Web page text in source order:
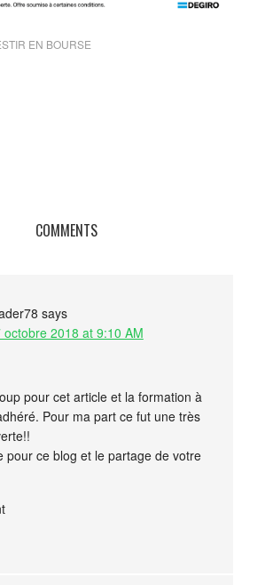
EN BOURSE
COMMENTS
says
octobre 2018 at 9:10 AM
pour cet article et la formation à
Pour ma part ce fut une très
pour ce blog et le partage de votre